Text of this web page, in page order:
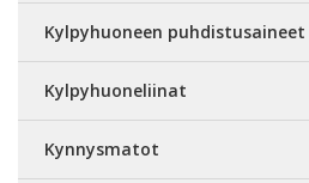
Kylpyhuoneen puhdistusaineet
Kylpyhuoneliinat
Kynnysmatot